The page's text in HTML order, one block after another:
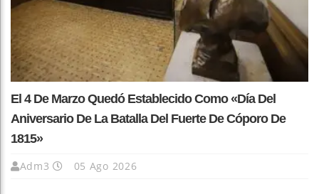
El 4 De Marzo Quedó Establecido Como «Día Del
Aniversario De La Batalla Del Fuerte De Cóporo De
1815»
Adm3 05 Ago 2026